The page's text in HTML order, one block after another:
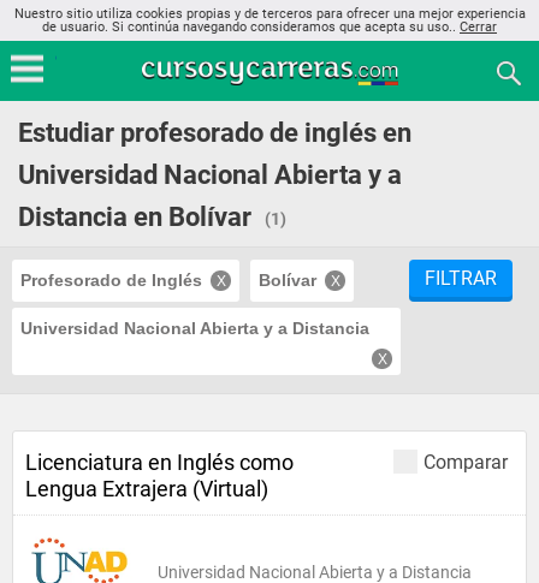
Nuestro sitio utiliza cookies propias y de terceros para ofrecer una mejor experiencia
de usuario. Si continúa navegando consideramos que acepta su uso.. Cerrar
Estudiar profesorado de inglés en
Universidad Nacional Abierta y a
Distancia en Bolívar
(1)
Profesorado de Inglés Bolívar
Universidad Nacional Abierta y a Distancia
FILTRAR
Comparar
Licenciatura en Inglés como
Lengua Extrajera (Virtual)
Universidad Nacional Abierta y a Distancia